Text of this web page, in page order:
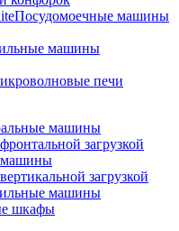
Посудомоечные машины
машины
печи
машины
загрузкой
машины
загрузкой
машины
шкафы